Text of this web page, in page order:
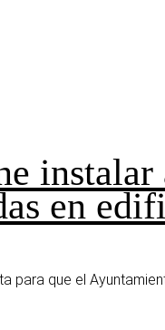
instalar
en
para que el